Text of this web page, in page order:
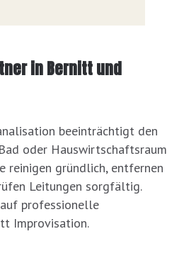
in Bernitt und
beeinträchtigt den
oder Hauswirtschaftsraum
reinigen gründlich, entfernen
Leitungen sorgfältig.
professionelle
Improvisation.